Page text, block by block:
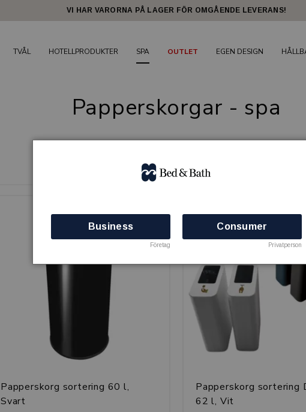
VI HAR VARORNA PÅ LAGER FÖR OMGÅENDE LEVERANS!
TVÅL HOTELLPRODUKTER SPA OUTLET EGEN DESIGN
Papperskorgar - spa
6 produkter
Papperskorg sortering 60 l,
Svart
Papperskorg sortering
62 l, Vit
Business
Företag
Consumer
Privatperson